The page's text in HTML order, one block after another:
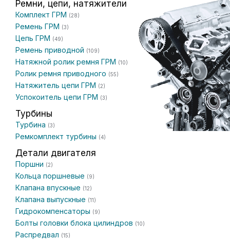
Ремни, цепи, натяжители
Комплект ГРМ (28)
Ремень ГРМ (3)
Цепь ГРМ (49)
Ремень приводной (109)
Натяжной ролик ремня ГРМ (10)
Ролик ремня приводного (55)
Натяжитель цепи ГРМ (2)
Успокоитель цепи ГРМ (3)
Турбины
Турбина (3)
Ремкомплект турбины (4)
Детали двигателя
Поршни (2)
Кольца поршневые (9)
Клапана впускные (12)
Клапана выпускные (11)
Гидрокомпенсаторы (9)
Болты головки блока цилиндров (10)
Распредвал (15)